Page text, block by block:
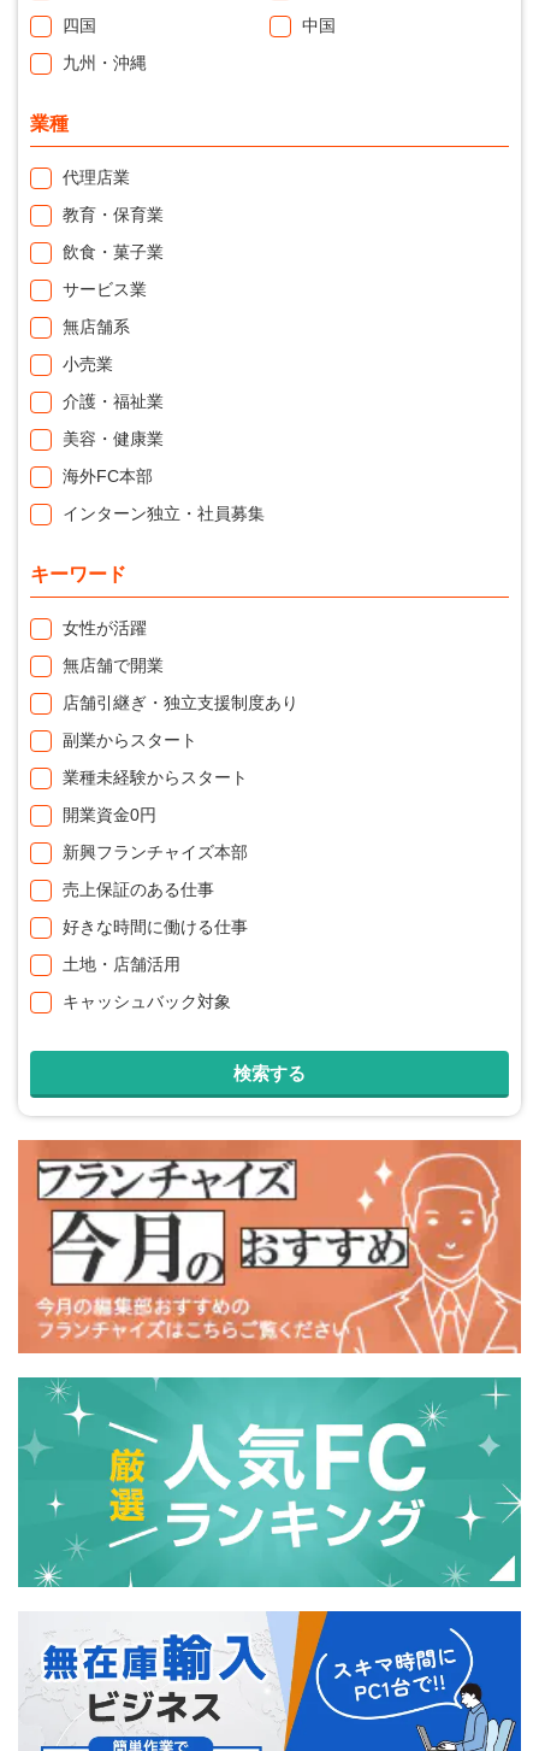
四国
中国
九州・沖縄
業種
代理店業
教育・保育業
飲食・菓子業
サービス業
無店舗系
小売業
介護・福祉業
美容・健康業
海外FC本部
インターン独立・社員募集
キーワード
女性が活躍
無店舗で開業
店舗引継ぎ・独立支援制度あり
副業からスタート
業種未経験からスタート
開業資金0円
新興フランチャイズ本部
売上保証のある仕事
好きな時間に働ける仕事
土地・店舗活用
キャッシュバック対象